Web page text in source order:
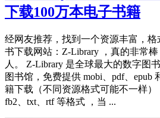
下载100万本电子书籍
经网友推荐，找到一个资源丰富，
书下载网站：Z-Library ，真的非常
人。 Z-Library 是全球最大的数字图
图书馆，免费提供 mobi、pdf、epub
籍下载（不同资源格式可能不一样
fb2、txt、rtf 等格式 ，当 ...